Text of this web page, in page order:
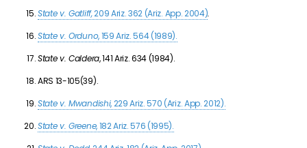
State v. Gatliff,209 Ariz. 362 (Ariz. App. 2004).
State v. Orduno, 159 Ariz. 564 (1989).
State v. Caldera, 141 Ariz. 634 (1984).
ARS 13-105(39).
State v. Mwandishi, 229 Ariz. 570 (Ariz. App. 2012).
State v. Greene, 182 Ariz. 576 (1995).